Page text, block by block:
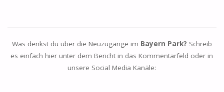
Was denkst du über die Neuzugänge im Bayern Park? Schreib
es einfach hier unter dem Bericht in das Kommentarfeld oder in
unsere Social Media Kanäle: